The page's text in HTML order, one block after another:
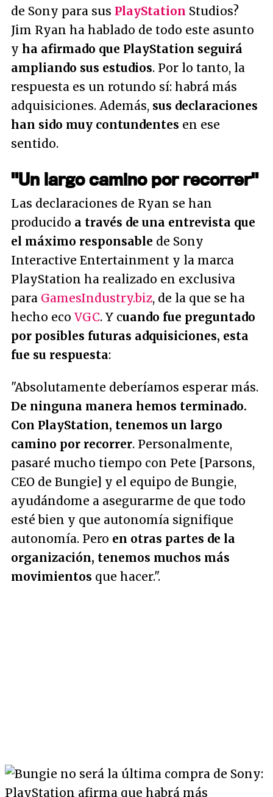
de Sony para sus PlayStation Studios?
Jim Ryan ha hablado de todo este asunto
y ha afirmado que PlayStation seguirá
ampliando sus estudios. Por lo tanto, la
respuesta es un rotundo sí: habrá más
adquisiciones. Además, sus declaraciones
han sido muy contundentes en ese
sentido.
"Un largo camino por recorrer"
Las declaraciones de Ryan se han
producido a través de una entrevista que
el máximo responsable de Sony
Interactive Entertainment y la marca
PlayStation ha realizado en exclusiva
para GamesIndustry.biz, de la que se ha
hecho eco VGC. Y cuando fue preguntado
por posibles futuras adquisiciones, esta
fue su respuesta:
"Absolutamente deberíamos esperar más.
De ninguna manera hemos terminado.
Con PlayStation, tenemos un largo
camino por recorrer. Personalmente,
pasaré mucho tiempo con Pete [Parsons,
CEO de Bungie] y el equipo de Bungie,
ayudándome a asegurarme de que todo
esté bien y que autonomía signifique
autonomía. Pero en otras partes de la
organización, tenemos muchos más
movimientos que hacer.".